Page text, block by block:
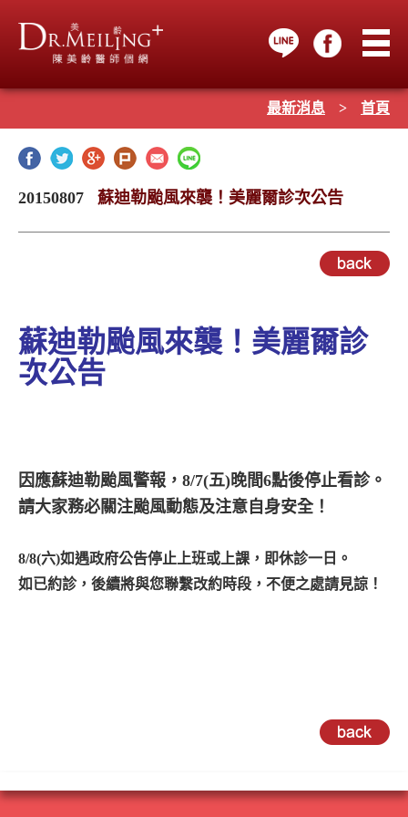
最新消息 > 首頁
20150807 蘇迪勒颱風來襲！美麗爾診次公告
蘇迪勒颱風來襲！美麗爾診
次公告
因應蘇迪勒颱風警報，8/7(五)晚間6點後停止看診。
請大家務必關注颱風動態及注意自身安全！
8/8(六)如遇政府公告停止上班或上課，即休診一日。
如已約診，後續將與您聯繫改約時段，不便之處請見諒！